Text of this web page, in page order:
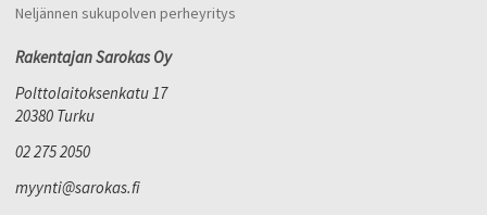
Neljännen sukupolven perheyritys
Rakentajan Sarokas Oy
Polttolaitoksenkatu 17
20380 Turku
02 275 2050
myynti@sarokas.fi